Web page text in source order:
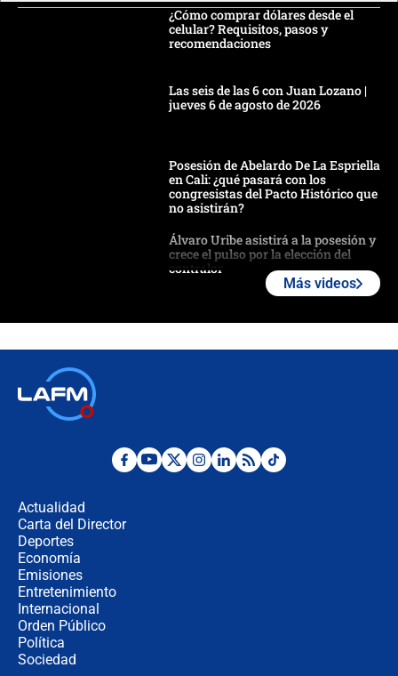
¿Cómo comprar dólares desde el
celular? Requisitos, pasos y
recomendaciones
Las seis de las 6 con Juan Lozano |
jueves 6 de agosto de 2026
Posesión de Abelardo De La Espriella
en Cali: ¿qué pasará con los
congresistas del Pacto Histórico que
no asistirán?
Álvaro Uribe asistirá a la posesión y
crece el pulso por la elección del
contralor
Estratega de Abelardo de la Espriella
Más videos
Actualidad
Carta del Director
Deportes
Economía
Emisiones
Entretenimiento
Internacional
Orden Público
Política
Sociedad